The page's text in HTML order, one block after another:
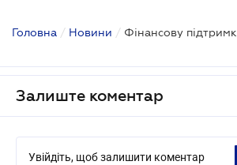
Головна / Новини / Фінансову
Залиште коментар
Увійдіть, щоб залишити коментар